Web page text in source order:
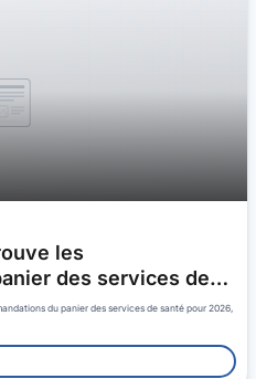
les
des services de…
du panier des services de santé pour 2026,